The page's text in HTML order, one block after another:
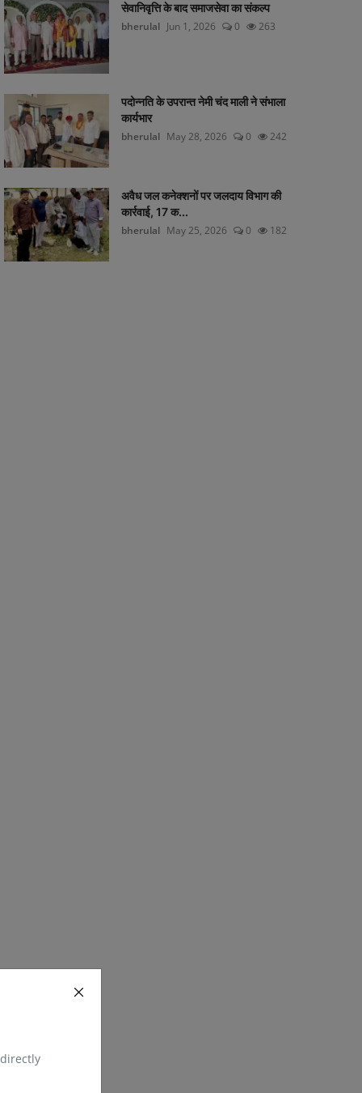
सेवानिवृत्ति के बाद समाजसेवा का संकल्प
bherulal Jun 1, 2026 0 263
पदोन्नति के उपरान्त नेमी चंद माली ने संभाला
कार्यभार
bherulal May 28, 2026 0 242
अवैध जल कनेक्शनों पर जलदाय विभाग की
कार्रवाई, 17 क...
bherulal May 25, 2026 0 182